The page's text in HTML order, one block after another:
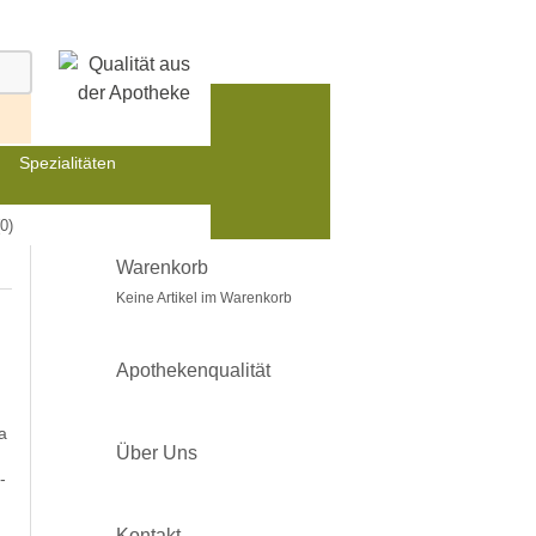
Spezialitäten
Warenkorb
Keine Artikel im Warenkorb
Apothekenqualität
Über Uns